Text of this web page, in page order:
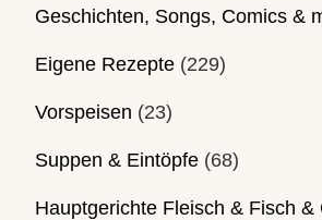
Geschichten, Songs, Comics &
Eigene Rezepte (229)
Vorspeisen (23)
Suppen & Eintöpfe (68)
Hauptgerichte Fleisch & Fisch &